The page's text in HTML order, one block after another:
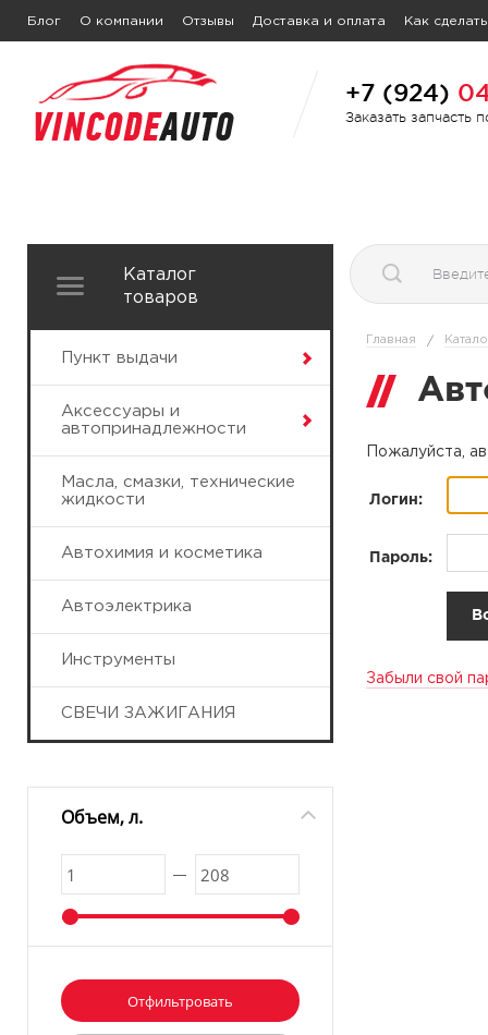
Блог О компании Отзывы Доставка и оплата Как
+7 (924)
Заказать запчасть
Каталог
товаров
Пункт выдачи
Аксессуары и
автопринадлежности
Масла, смазки, технические
жидкости
Автохимия и косметика
Автоэлектрика
Инструменты
СВЕЧИ ЗАЖИГАНИЯ
Объем, л.
Главная /
Пожалуйста,
Логин:
Пароль:
Забыли свой